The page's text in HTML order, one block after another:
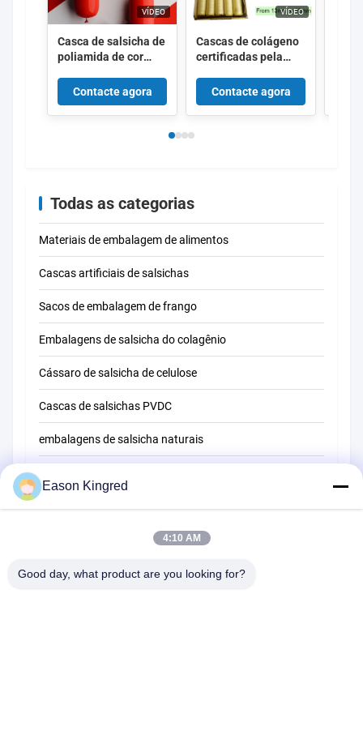
VÍDEO
Casca de salsicha de
poliamida de cor
nylon encolhidas
com 5 camadas Co
extrusão para
Contacte agora
VÍDEO
Cascas de colágeno
certificadas pela
com comprimento de
15 metros por fio e
permeabilidade
Contacte agora
Todas as categorias
Materiais de embalagem de alimentos
Cascas artificiais de salsichas
Sacos de embalagem de frango
Embalagens de salsicha do colagênio
Cássaro de salsicha de celulose
Cascas de salsichas PVDC
embalagens de salsicha naturais
Película de embalagem de alimentos
Eason Kingred
4:10 AM
Good day, what product are you looking for?